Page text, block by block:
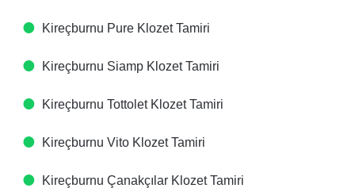
Kireçburnu Pure Klozet Tamiri
Kireçburnu Siamp Klozet Tamiri
Kireçburnu Tottolet Klozet Tamiri
Kireçburnu Vito Klozet Tamiri
Kireçburnu Çanakçılar Klozet Tamiri